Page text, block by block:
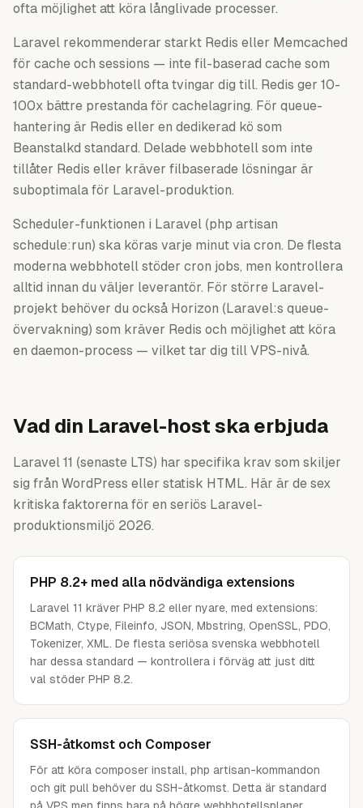
ofta möjlighet att köra långlivade processer.
Laravel rekommenderar starkt Redis eller Memcached
för cache och sessions — inte fil-baserad cache som
standard-webbhotell ofta tvingar dig till. Redis ger 10-
100x bättre prestanda för cachelagring. För queue-
hantering är Redis eller en dedikerad kö som
Beanstalkd standard. Delade webbhotell som inte
tillåter Redis eller kräver filbaserade lösningar är
suboptimala för Laravel-produktion.
Scheduler-funktionen i Laravel (php artisan
schedule:run) ska köras varje minut via cron. De flesta
moderna webbhotell stöder cron jobs, men kontrollera
alltid innan du väljer leverantör. För större Laravel-
projekt behöver du också Horizon (Laravel:s queue-
övervakning) som kräver Redis och möjlighet att köra
en daemon-process — vilket tar dig till VPS-nivå.
Vad din Laravel-host ska erbjuda
Laravel 11 (senaste LTS) har specifika krav som skiljer
sig från WordPress eller statisk HTML. Här är de sex
kritiska faktorerna för en seriös Laravel-
produktionsmiljö 2026.
PHP 8.2+ med alla nödvändiga extensions
Laravel 11 kräver PHP 8.2 eller nyare, med extensions:
BCMath, Ctype, Fileinfo, JSON, Mbstring, OpenSSL, PDO,
Tokenizer, XML. De flesta seriösa svenska webbhotell
har dessa standard — kontrollera i förväg att just ditt
val stöder PHP 8.2.
SSH-åtkomst och Composer
För att köra composer install, php artisan-kommandon
och git pull behöver du SSH-åtkomst. Detta är standard